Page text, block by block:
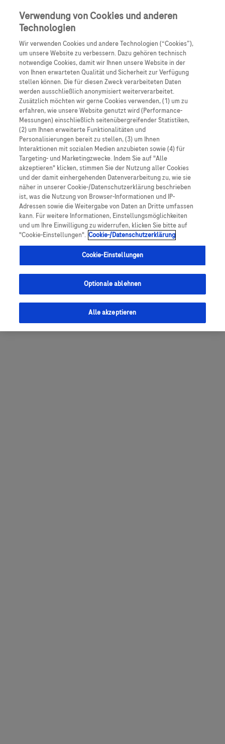
Anmelden
Pharmakovigilanz-
Schulungsmaterial
Verwendung von Cookies und anderen
Technologien
Wir verwenden Cookies und andere Technologien (“Cookies”),
um unsere Website zu verbessern. Dazu gehören technisch
notwendige Cookies, damit wir Ihnen unsere Website in der
von Ihnen erwarteten Qualität und Sicherheit zur Verfügung
stellen können. Die für diesen Zweck verarbeiteten Daten
werden ausschließlich anonymisiert weiterverarbeitet.
Zusätzlich möchten wir gerne Cookies verwenden, (1) um zu
erfahren, wie unsere Website genutzt wird (Performance-
Messungen) einschließlich seitenübergreifender Statistiken,
(2) um Ihnen erweiterte Funktionalitäten und
Personalisierungen bereit zu stellen, (3) um Ihnen
Interaktionen mit sozialen Medien anzubieten sowie (4) für
Targeting- und Marketingzwecke. Indem Sie auf "Alle
akzeptieren" klicken, stimmen Sie der Nutzung aller Cookies
und der damit einhergehenden Datenverarbeitung zu, wie sie
näher in unserer Cookie-/Datenschutzerklärung beschrieben
ist, was die Nutzung von Browser-Informationen und IP-
Adressen sowie die Weitergabe von Daten an Dritte umfassen
kann. Für weitere Informationen, Einstellungsmöglichkeiten
und um Ihre Einwilligung zu widerrufen, klicken Sie bitte auf
"Cookie-Einstellungen". Cookie-/Datenschutzerklärung
Cookie-Einstellungen
Optionale ablehnen
Alle akzeptieren